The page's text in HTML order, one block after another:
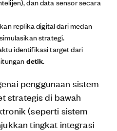
dan data sensor secara
replika digital dari medan
strategi.
identifikasi target dari
detik.
penggunaan sistem
strategis di bawah
(seperti sistem
tingkat integrasi